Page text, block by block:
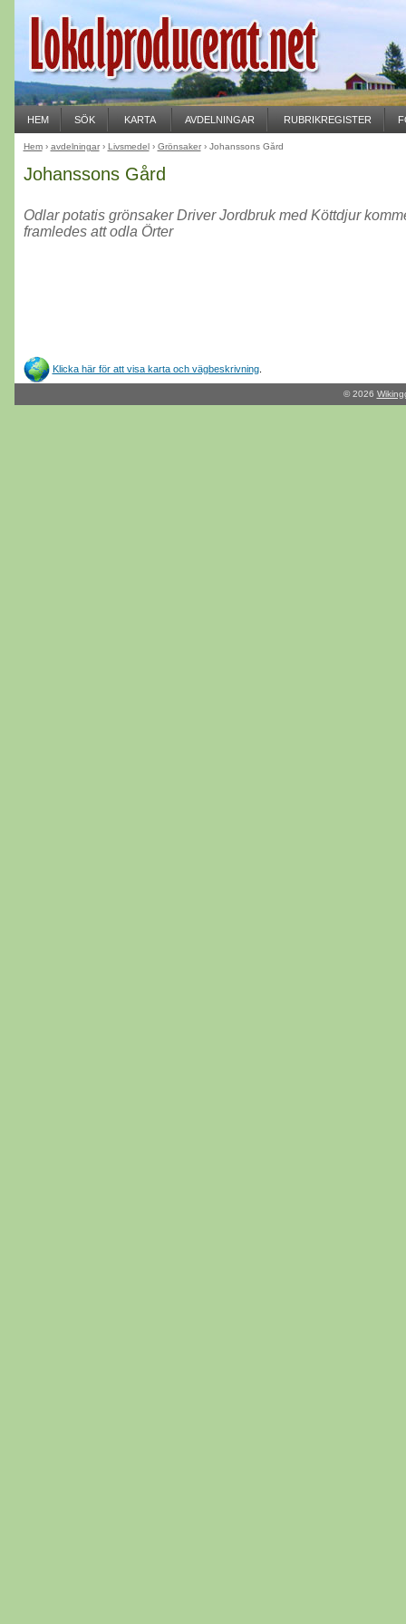
Johanssons Gård
Odlar potatis grönsaker Driver Jordbruk med Köttdjur
framledes att odla Örter
Klicka här för att visa karta och vägbeskrivning.
Hem› avdelningar› Livsmedel› Grönsaker› Johanssons Gård
© 2026
HEM SÖK KARTA AVDELNINGAR RUBRIKREGISTER